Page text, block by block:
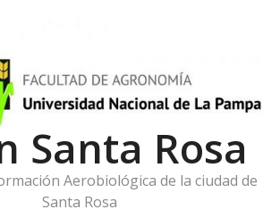
Santa Rosa
Aerobiológica de la ciudad de
Santa Rosa